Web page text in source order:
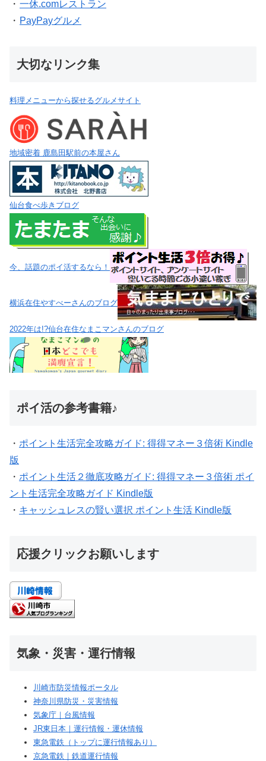
・ 一休.comレストラン
・ PayPayグルメ
大切なリンク集
料理メニューから探せるグルメサイト
地域密着 鹿島田駅前の本屋さん
仙台食べ歩きブログ
今、話題のポイ活するなら！
横浜在住やすべーさんのブログ
2022年は!?仙台在住なまこマンさんのブログ
ポイ活の参考書籍♪
・ ポイント生活完全攻略ガイド: 得得マネー３倍術 Kindle
版
・ ポイント生活２徹底攻略ガイド: 得得マネー３倍術 ポイ
ント生活完全攻略ガイド Kindle版
・ キャッシュレスの賢い選択 ポイント生活 Kindle版
応援クリックお願いします
気象・災害・運行情報
川崎市防災情報ポータル
神奈川県防災・災害情報
気象庁｜台風情報
JR東日本｜運行情報・運休情報
東急電鉄（トップに運行情報あり）
京急電鉄｜鉄道運行情報